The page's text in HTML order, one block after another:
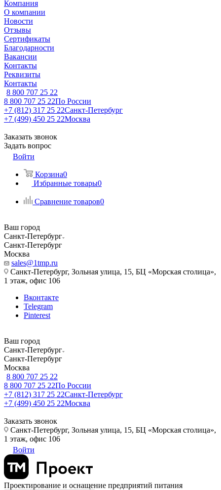
Компания
О компании
Новости
Отзывы
Сертификаты
Благодарности
Вакансии
Контакты
Реквизиты
Контакты
8 800 707 25 22
8 800 707 25 22По России
+7 (812) 317 25 22Санкт-Петербург
+7 (499) 450 25 22Москва
Заказать звонок
Задать вопрос
Войти
Корзина0
Избранные товары0
Сравнение товаров0
Ваш город
Санкт-Петербург
Санкт-Петербург
Москва
sales@1tmp.ru
Санкт-Петербург, Зольная улица, 15, БЦ «Морская столица»,
1 этаж, офис 106
Вконтакте
Telegram
Pinterest
Ваш город
Санкт-Петербург
Санкт-Петербург
Москва
8 800 707 25 22
8 800 707 25 22По России
+7 (812) 317 25 22Санкт-Петербург
+7 (499) 450 25 22Москва
Заказать звонок
Санкт-Петербург, Зольная улица, 15, БЦ «Морская столица»,
1 этаж, офис 106
Войти
Проектирование и оснащение предприятий питания